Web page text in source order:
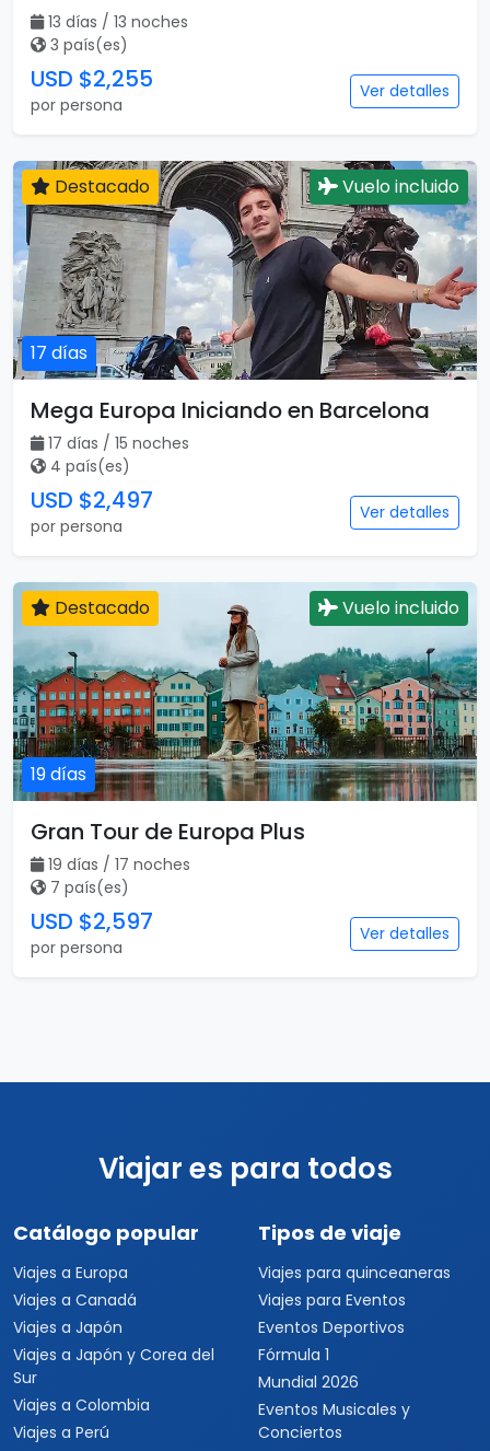
13 días / 13 noches
3 país(es)
USD $2,255
por persona
Ver detalles
17 días
Destacado Vuelo incluido
Mega Europa Iniciando en Barcelona
17 días / 15 noches
4 país(es)
USD $2,497
por persona
Ver detalles
19 días
Destacado Vuelo incluido
Gran Tour de Europa Plus
19 días / 17 noches
7 país(es)
USD $2,597
por persona
Ver detalles
Viajar es para todos
Catálogo popular
Viajes a Europa
Viajes a Canadá
Viajes a Japón
Viajes a Japón y Corea del
Sur
Viajes a Colombia
Viajes a Perú
Tipos de viaje
Viajes para quinceaneras
Viajes para Eventos
Eventos Deportivos
Fórmula 1
Mundial 2026
Eventos Musicales y
Conciertos